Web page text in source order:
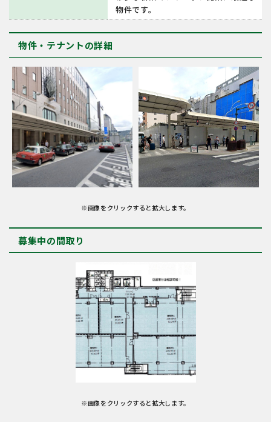
物件です。
物件・テナントの詳細
※画像をクリックすると拡大します。
募集中の間取り
※画像をクリックすると拡大します。